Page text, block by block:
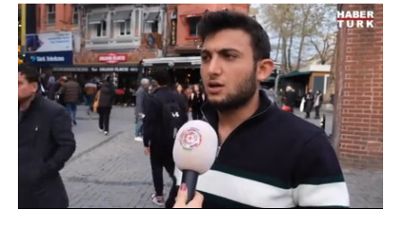
Sesi
Aç
Yüklendi:
16.31%
Oynatma
Hızı